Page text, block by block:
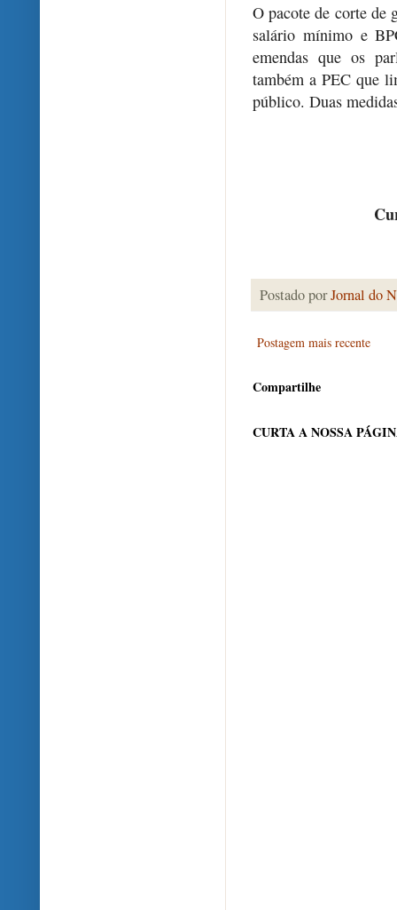
O pacote de corte de
salário mínimo e
emendas que os
também a PEC que
público. Duas
Postado porJornal do
Postagem mais recente
Compartilhe
CURTA A NOSSA